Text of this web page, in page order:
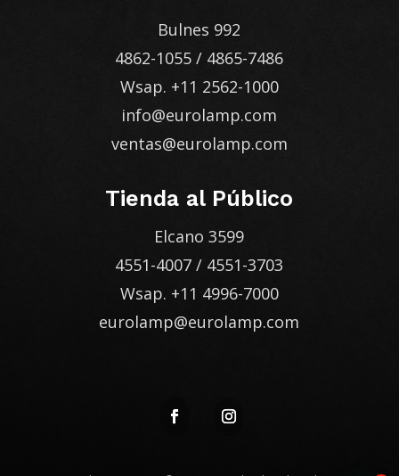
Bulnes 992
4862-1055 / 4865-7486
Wsap. +11 2562-1000
info@eurolamp.com
ventas@eurolamp.com
Tienda al Público
Elcano 3599
4551-4007 / 4551-3703
Wsap. +11 4996-7000
eurolamp@eurolamp.com